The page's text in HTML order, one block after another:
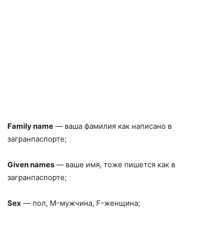
Family name — ваша фамилия как написано в
загранпаспорте;
Given names — ваше имя, тоже пишется как в
загранпаспорте;
Sex — пол, M-мужчина, F-женщина;